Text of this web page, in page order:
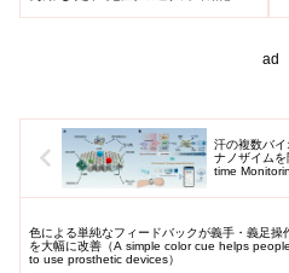
ノテーション(1)のためのコンピ
ad
汗の複数バ
ナノザイム
time
色による単純なフィードバックが義手・義足操
を大幅に改善（A simple color cue helps
to use prosthetic devices）